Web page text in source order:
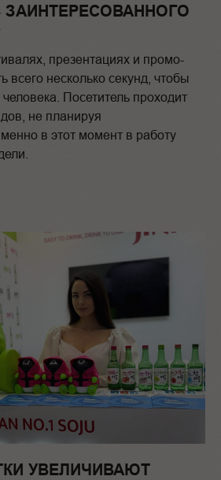
презентациях и промо-
всего несколько секунд, чтобы
Посетитель проходит
не планируя
в этот момент в работу
УВЕЛИЧИВАЮТ